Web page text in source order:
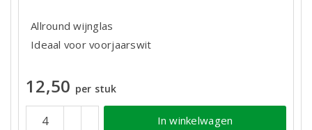
Allround wijnglas
Ideaal voor voorjaarswit
12,50 per stuk
In winkelwagen